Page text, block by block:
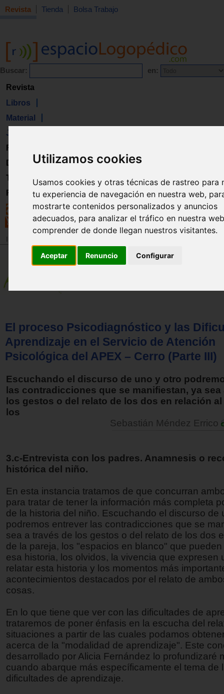
Utilizamos cookies
Usamos cookies y otras técnicas de rastreo para
tu experiencia de navegación en nuestra web,
mostrarte contenidos personalizados y anuncios
adecuados, para analizar el tráfico en nuestra
comprender de donde llegan nuestros visitantes.
Aceptar Renuncio Configurar
Revista Tienda Bolsa Trabajo
Buscar: en:
Revista
Libros
Material
Juguetes
Formación
Directorio
Trabajo
Registro
El proceso Psicodiagnóstico y las
Aprendizaje en el Servicio de Atención
Psicológica del APEX – Cerro (Parte III)
Escuchando el discurso de uno y otro
las contradicciones que se manifiestan, ya sea
los gestos o del relato de los dos en relación al
los
Sebastián Méndez Errico
3.c-Entrevista con los padres. Anamnesis o
histórica del niño.
En esta instancia tratamos de que concurran
para tratar de tener la información más completa
de la historia del niño. Escuchando el discurso de
podremos entrever las contradicciones que se
sea a través de los gestos o del relato de los dos
de la pareja, los "espacios en blanco" que
esa historia, los olvidos, la vivencia que expresen
relatar esta historia y los momentos más
acontecimientos destacados por el relato de
cosas.
En lo que tiene que ver con las dificultades de
trataremos de poner énfasis en la escucha del
situaciones a partir de las cuales podamos
acerca de la "modalidad de aprendizaje". Este
desarrollado por Alicia Fernández lo profundizaré
cuando abarque más específicamente el tema de
dificultades de aprendizaje.